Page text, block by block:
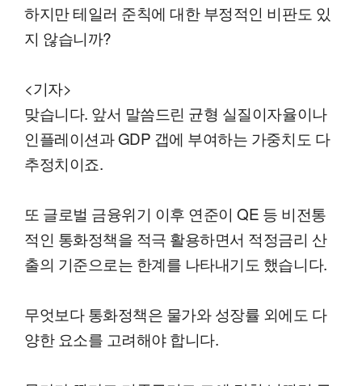
하지만 테일러 준칙에 대한 부정적인 비판도 있
지 않습니까?
<기자>
맞습니다. 앞서 말씀드린 균형 실질이자율이나
인플레이션과 GDP 갭에 부여하는 가중치도 다
추정치이죠.
또 글로벌 금융위기 이후 연준이 QE 등 비전통
적인 통화정책을 적극 활용하면서 적정금리 산
출의 기준으로는 한계를 나타내기도 했습니다.
무엇보다 통화정책은 물가와 성장률 외에도 다
양한 요소를 고려해야 합니다.